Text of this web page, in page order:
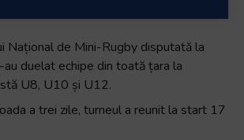
Național de Mini-Rugby disputată la
au duelat echipe din toată țara la
U8, U10 și U12.
a trei zile, turneul a reunit la start 17